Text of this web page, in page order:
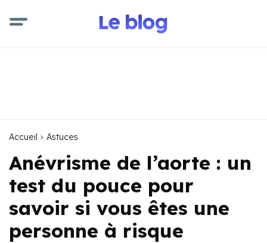
Accueil Astuces
Anévrisme de l’aorte : un
test du pouce pour
savoir si vous êtes une
personne à risque